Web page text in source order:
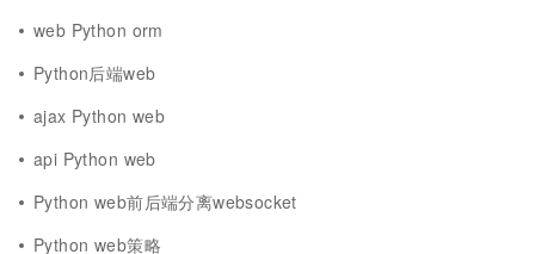
web Python orm
Python后端web
ajax Python web
api Python web
Python web前后端分离websocket
Python web策略